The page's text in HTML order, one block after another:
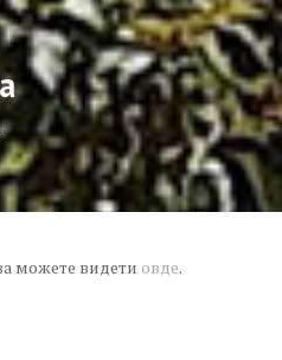
можете видети овде.